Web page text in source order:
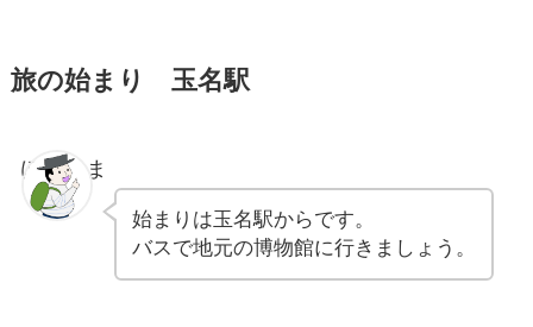
旅の始まり 玉名駅
ぽちゃま
始まりは玉名駅からです。
バスで地元の博物館に行きましょう。